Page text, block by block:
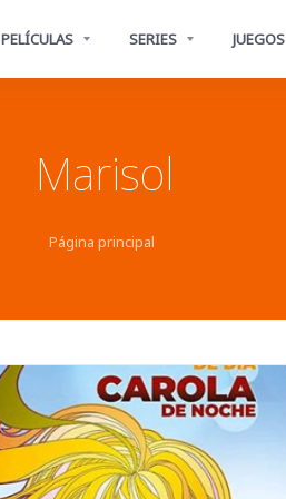
PELÍCULAS SERIES JUEGOS
Marisol
Página principal